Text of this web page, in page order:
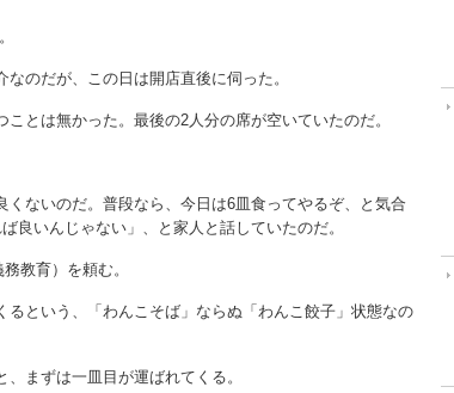
のだが、この日は開店直後に伺った。
とは無かった。最後の2人分の席が空いていたのだ。
ないのだ。普段なら、今日は6皿食ってやるぞ、と気合
良いんじゃない」、と家人と話していたのだ。
教育）を頼む。
という、「わんこそば」ならぬ「わんこ餃子」状態なの
まずは一皿目が運ばれてくる。